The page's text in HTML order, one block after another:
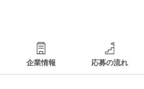
企業情報 応募の流れ